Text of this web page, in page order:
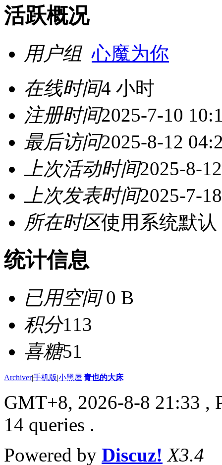
活跃概况
用户组心魔为你
在线时间4 小时
注册时间2025-7-10
最后访问2025-8-12
上次活动时间2025-8-
上次发表时间2025-7-
所在时区使用系统默认
统计信息
已用空间0 B
积分113
喜糖51
Archiver|手机版|小黑屋|青也的大床
GMT+8, 2026-8-8 21:33 ,
14 queries .
Powered by Discuz! X3.4